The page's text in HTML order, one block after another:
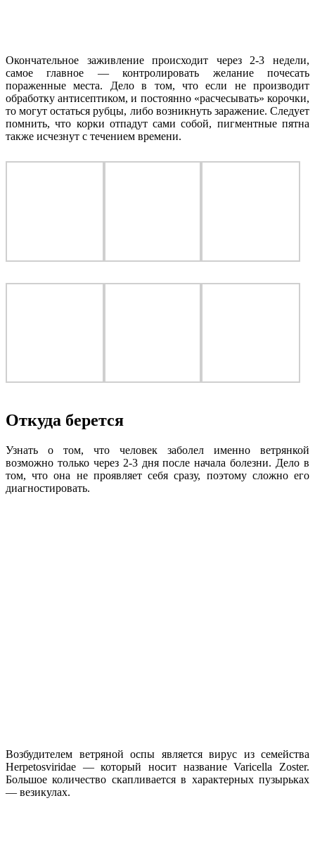
Окончательное заживление происходит через 2-3 недели,
самое главное — контролировать желание почесать
пораженные места. Дело в том, что если не производит
обработку антисептиком, и постоянно «расчесывать» корочки,
то могут остаться рубцы, либо возникнуть заражение. Следует
помнить, что корки отпадут сами собой, пигментные пятна
также исчезнут с течением времени.
Откуда берется
Узнать о том, что человек заболел именно ветрянкой
возможно только через 2-3 дня после начала болезни. Дело в
том, что она не проявляет себя сразу, поэтому сложно его
диагностировать.
Возбудителем ветряной оспы является вирус из семейства
Herpetosviridae — который носит название Varicella Zoster.
Большое количество скапливается в характерных пузырьках
— везикулах.